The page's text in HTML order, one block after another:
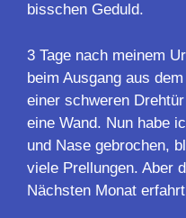
bisschen Geduld.
3 Tage nach meinem
beim Ausgang aus
einer schweren
eine Wand. Nun habe
und Nase gebrochen,
viele Prellungen. Aber
Nächsten Monat